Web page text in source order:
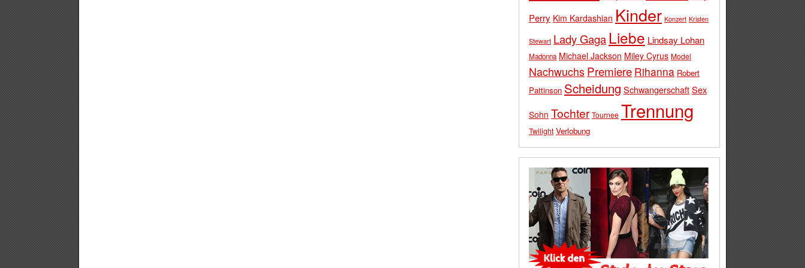
Perry Kim Kardashian Kinder Konzert Kristen
Stewart Lady Gaga Liebe Lindsay Lohan
Madonna Michael Jackson Miley Cyrus Model
Nachwuchs Premiere Rihanna Robert
Pattinson Scheidung SchwangerschaftSex
Sohn Tochter Tournee Trennung
Twilight Verlobung